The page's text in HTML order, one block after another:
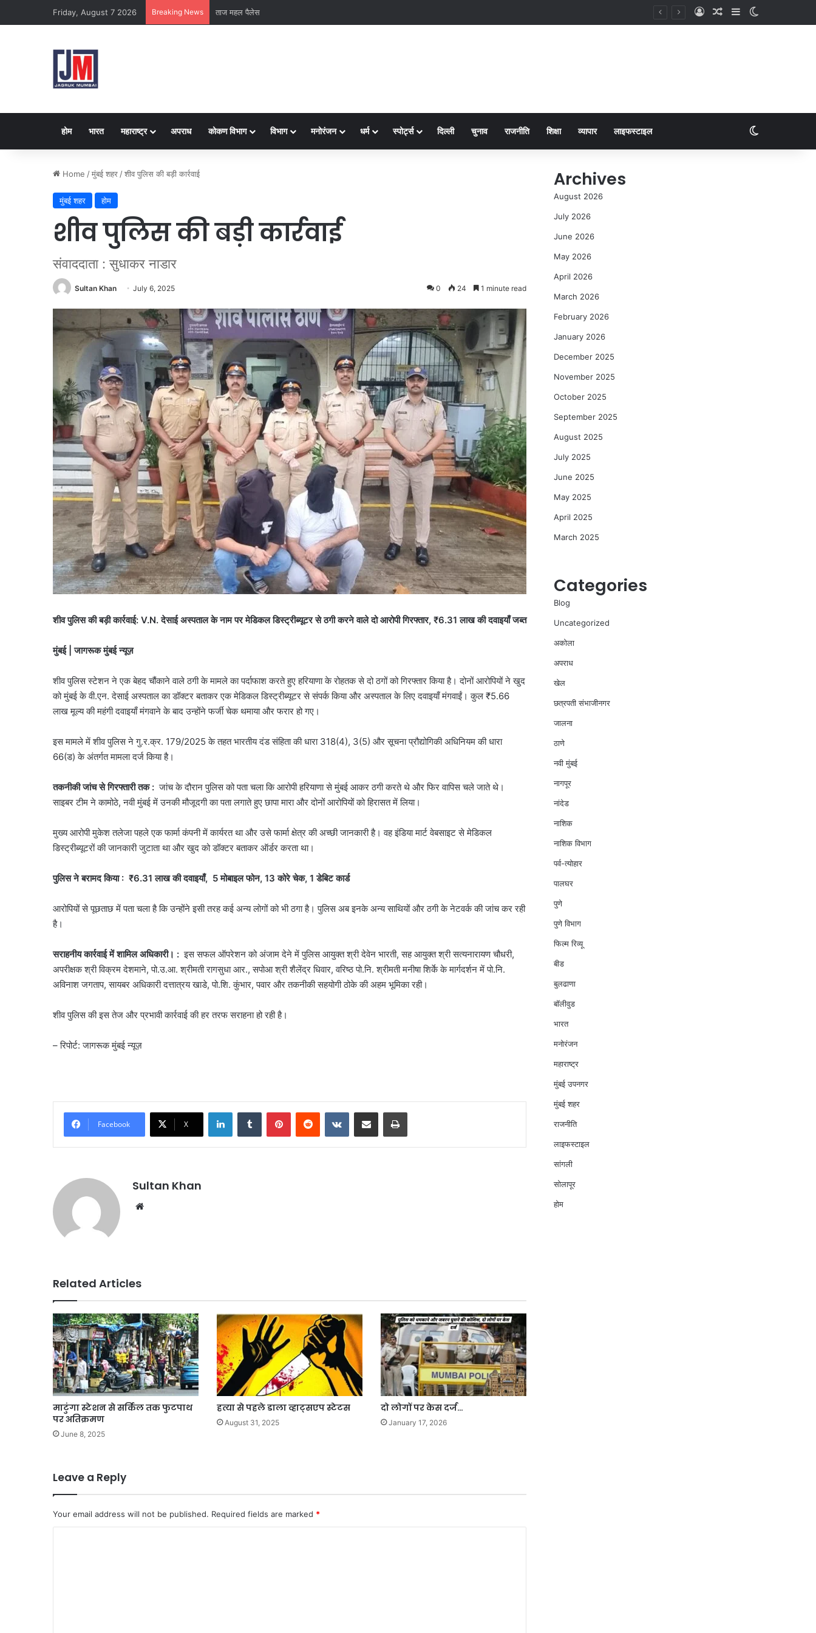
Friday, August 7 2026 Breaking News क्राइम ब्रांच कक्ष-2
होम भारत महाराष्ट्र अपराध कोकण विभाग विभाग मनोरंजन धर्म स्पोर्ट्स दिल्ली चुनाव राजनीति शिक्षा व्यापार लाइफस्टाइल
Home /मुंबई शहर /शीव पुलिस की बड़ी कार्रवाई
मुंबई शहर होम
शीव पुलिस की बड़ी कार्रवाई
संवाददाता : सुधाकर नाडार
Sultan Khan July 6, 2025 0 24 1 minute read
शीव पुलिस की बड़ी कार्रवाई: V.N. देसाई अस्पताल के नाम पर मेडिकल डिस्ट्रीब्यूटर से ठगी करने वाले दो आरोपी गिरफ्तार, ₹6.31 लाख की दवाइयाँ जब्त
मुंबई | जागरूक मुंबई न्यूज़
शीव पुलिस स्टेशन ने एक बेहद चौंकाने वाले ठगी के मामले का पर्दाफाश करते हुए हरियाणा के रोहतक से दो ठगों को गिरफ्तार किया है। दोनों आरोपियों ने खुद
को मुंबई के वी.एन. देसाई अस्पताल का डॉक्टर बताकर एक मेडिकल डिस्ट्रीब्यूटर से संपर्क किया और अस्पताल के लिए दवाइयाँ मंगवाईं। कुल ₹5.66
लाख मूल्य की महंगी दवाइयाँ मंगवाने के बाद उन्होंने फर्जी चेक थमाया और फरार हो गए।
इस मामले में शीव पुलिस ने गु.र.क्र. 179/2025 के तहत भारतीय दंड संहिता की धारा 318(4), 3(5) और सूचना प्रौद्योगिकी अधिनियम की धारा
66(ड) के अंतर्गत मामला दर्ज किया है।
तकनीकी जांच से गिरफ्तारी तक : जांच के दौरान पुलिस को पता चला कि आरोपी हरियाणा से मुंबई आकर ठगी करते थे और फिर वापिस चले जाते थे।
साइबर टीम ने कामोठे, नवी मुंबई में उनकी मौजूदगी का पता लगाते हुए छापा मारा और दोनों आरोपियों को हिरासत में लिया।
मुख्य आरोपी मुकेश तलेजा पहले एक फार्मा कंपनी में कार्यरत था और उसे फार्मा क्षेत्र की अच्छी जानकारी है। वह इंडिया मार्ट वेबसाइट से मेडिकल
डिस्ट्रीब्यूटरों की जानकारी जुटाता था और खुद को डॉक्टर बताकर ऑर्डर करता था।
पुलिस ने बरामद किया : ₹6.31 लाख की दवाइयाँ, 5 मोबाइल फोन, 13 कोरे चेक, 1 डेबिट कार्ड
आरोपियों से पूछताछ में पता चला है कि उन्होंने इसी तरह कई अन्य लोगों को भी ठगा है। पुलिस अब इनके अन्य साथियों और ठगी के नेटवर्क की जांच कर रही
है।
सराहनीय कार्रवाई में शामिल अधिकारी। :इस सफल ऑपरेशन को अंजाम देने में पुलिस आयुक्त श्री देवेन भारती, सह आयुक्त श्री सत्यनारायण चौधरी,
अपरीक्षक श्री विक्रम देशमाने, पो.उ.आ. श्रीमती रागसुधा आर., सपोआ श्री शैलेंद्र धिवार, वरिष्ठ पो.नि. श्रीमती मनीषा शिर्के के मार्गदर्शन में पो.नि.
अविनाश जगताप, सायबर अधिकारी दत्तात्रय खाडे, पो.शि. कुंभार, पवार और तकनीकी सहयोगी ठोके की अहम भूमिका रही।
शीव पुलिस की इस तेज और प्रभावी कार्रवाई की हर तरफ सराहना हो रही है।
– रिपोर्ट: जागरूक मुंबई न्यूज़
Facebook X
Sultan Khan
Related Articles
माटुंगा स्टेशन से सर्किल तक फुटपाथ
पर अतिक्रमण
June 8, 2025
हत्या से पहले डाला व्हाट्सएप स्टेटस
August 31, 2025
दो लोगों पर केस दर्ज…
January 17, 2026
Leave a Reply
Your email address will not be published. Required fields are marked *
Archives
August 2026
July 2026
June 2026
May 2026
April 2026
March 2026
February 2026
January 2026
December 2025
November 2025
October 2025
September 2025
August 2025
July 2025
June 2025
May 2025
April 2025
March 2025
Categories
Blog
Uncategorized
अकोला
अपराध
खेल
छत्रपती संभाजीनगर
जालना
ठाणे
नवी मुंबई
नागपूर
नांदेड
नाशिक
नाशिक विभाग
पर्व-त्योहार
पालघर
पुणे
पुणे विभाग
फिल्म रिव्यू
बीड
बुलढाणा
बॉलीवुड
भारत
मनोरंजन
महाराष्ट्र
मुंबई उपनगर
मुंबई शहर
राजनीति
लाइफस्टाइल
सांगली
सोलापूर
होम